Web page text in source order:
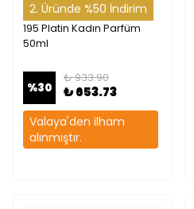
2. Üründe %50 İndirim
195 Platin Kadın Parfüm
50ml
%30
₺ 933.90
₺ 653.73
Valaya'den ilham
alınmıştır.